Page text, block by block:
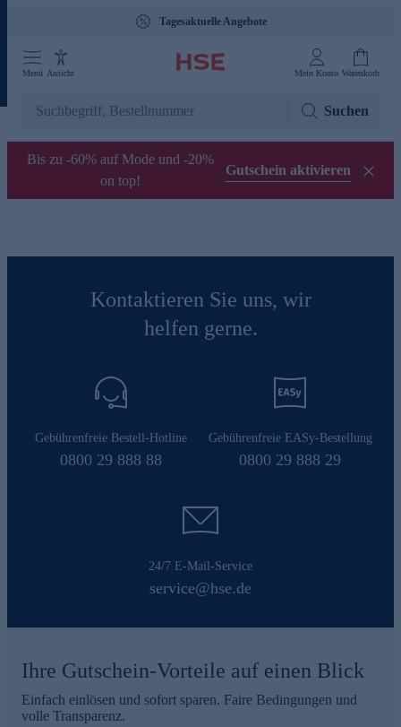
Tagesaktuelle Angebote
Menü Ansicht Mein Konto Warenkorb
Suchen
Bis zu -60% auf Mode und -20%
on top!
Gutschein aktivieren
Kontaktieren Sie uns, wir
helfen gerne.
Gebührenfreie Bestell-Hotline
0800 29 888 88
Gebührenfreie EASy-Bestellung
0800 29 888 29
24/7 E-Mail-Service
service@hse.de
Ihre Gutschein-Vorteile auf einen Blick
Einfach einlösen und sofort sparen. Faire Bedingungen und
volle Transparenz.